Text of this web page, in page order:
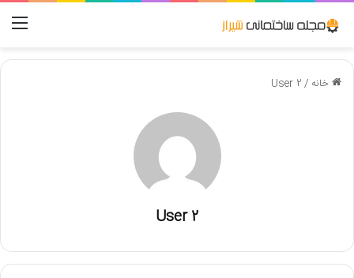
خانه /
User 2
User 2